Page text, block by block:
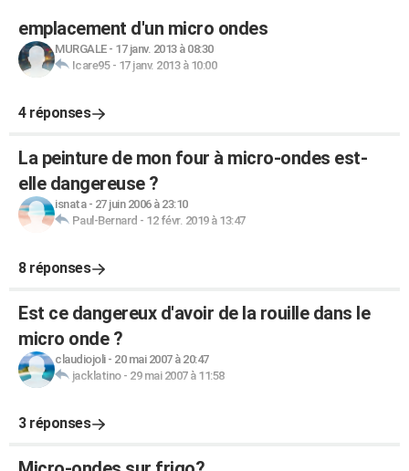
emplacement d'un micro ondes
MURGALE- 17 janv. 2013 à 08:30
Icare95- 17 janv. 2013 à 10:00
4 réponses
La peinture de mon four à micro-ondes est-
elle dangereuse ?
isnata- 27 juin 2006 à 23:10
Paul-Bernard - 12 févr. 2019 à 13:47
8 réponses
Est ce dangereux d'avoir de la rouille dans le
micro onde ?
claudiojoli- 20 mai 2007 à 20:47
jacklatino- 29 mai 2007 à 11:58
3 réponses